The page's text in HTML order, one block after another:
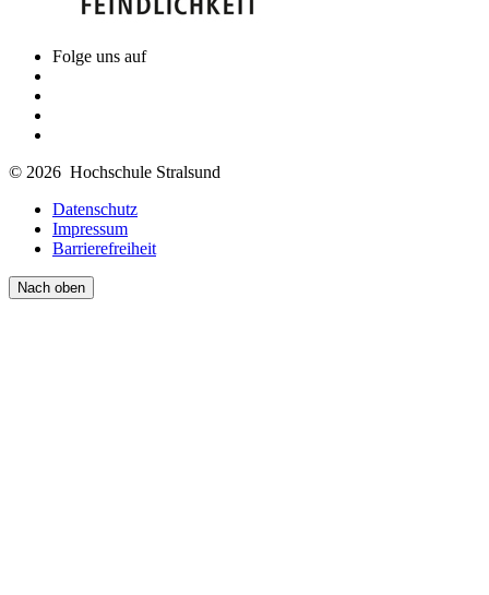
Folge uns auf
© 2026 Hochschule Stralsund
Datenschutz
Impressum
Barrierefreiheit
Nach oben